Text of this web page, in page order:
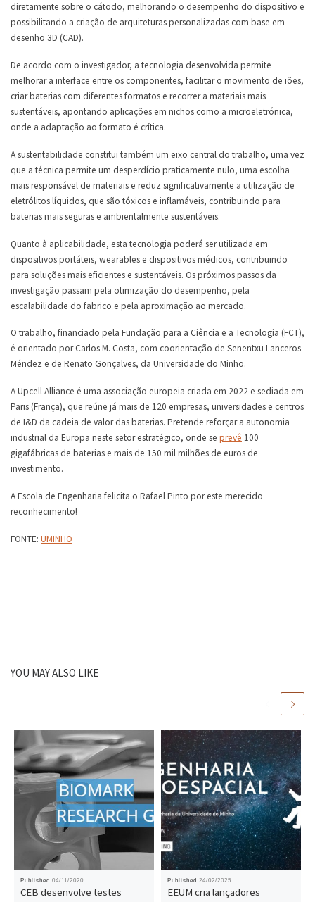
diretamente sobre o cátodo, melhorando o desempenho do dispositivo e
possibilitando a criação de arquiteturas personalizadas com base em
desenho 3D (CAD).
De acordo com o investigador, a tecnologia desenvolvida permite
melhorar a interface entre os componentes, facilitar o movimento de iões,
criar baterias com diferentes formatos e recorrer a materiais mais
sustentáveis, apontando aplicações em nichos como a microeletrónica,
onde a adaptação ao formato é crítica.
A sustentabilidade constitui também um eixo central do trabalho, uma vez
que a técnica permite um desperdício praticamente nulo, uma escolha
mais responsável de materiais e reduz significativamente a utilização de
eletrólitos líquidos, que são tóxicos e inflamáveis, contribuindo para
baterias mais seguras e ambientalmente sustentáveis.
Quanto à aplicabilidade, esta tecnologia poderá ser utilizada em
dispositivos portáteis, wearables e dispositivos médicos, contribuindo
para soluções mais eficientes e sustentáveis. Os próximos passos da
investigação passam pela otimização do desempenho, pela
escalabilidade do fabrico e pela aproximação ao mercado.
O trabalho, financiado pela Fundação para a Ciência e a Tecnologia (FCT),
é orientado por Carlos M. Costa, com coorientação de Senentxu Lanceros-
Méndez e de Renato Gonçalves, da Universidade do Minho.
A Upcell Alliance é uma associação europeia criada em 2022 e sediada em
Paris (França), que reúne já mais de 120 empresas, universidades e centros
de I&D da cadeia de valor das baterias. Pretende reforçar a autonomia
industrial da Europa neste setor estratégico, onde se prevê 100
gigafábricas de baterias e mais de 150 mil milhões de euros de
investimento.
A Escola de Engenharia felicita o Rafael Pinto por este merecido
reconhecimento!
FONTE: UMINHO
YOU MAY ALSO LIKE
Published 04/11/2020
CEB desenvolve testes
Published 24/02/2025
EEUM cria lançadores